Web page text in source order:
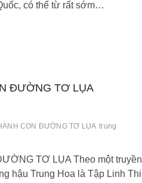
có thể từ rất sớm…
ĐƯỜNG TƠ LỤA
CON ĐƯỜNG TƠ LỤA trung
TƠ LỤA Theo một truyền
hậu Trung Hoa là Tập Linh Thi